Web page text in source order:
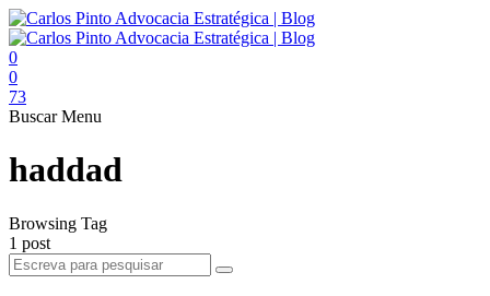
0
0
73
Buscar Menu
haddad
Browsing Tag
1 post